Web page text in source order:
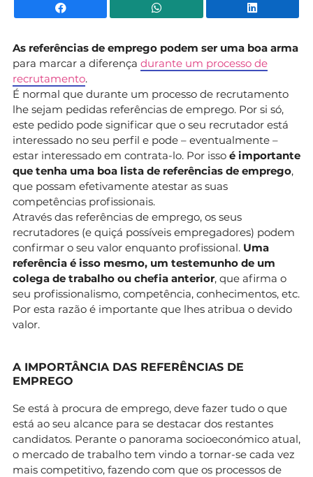
Facebook WhatsApp
As referências de emprego podem ser uma boa arma
para marcar a diferença durante um processo de
recrutamento.
É normal que durante um processo de recrutamento
lhe sejam pedidas referências de emprego. Por si só,
este pedido pode significar que o seu recrutador está
interessado no seu perfil e pode – eventualmente –
estar interessado em contrata-lo. Por isso é importante
que tenha uma boa lista de referências de emprego,
que possam efetivamente atestar as suas
competências profissionais.
Através das referências de emprego, os seus
recrutadores (e quiçá possíveis empregadores) podem
confirmar o seu valor enquanto profissional. Uma
referência é isso mesmo, um testemunho de um
colega de trabalho ou chefia anterior, que afirma o
seu profissionalismo, competência, conhecimentos, etc.
Por esta razão é importante que lhes atribua o devido
valor.
A IMPORTÂNCIA DAS REFERÊNCIAS DE
EMPREGO
Se está à procura de emprego, deve fazer tudo o que
está ao seu alcance para se destacar dos restantes
candidatos. Perante o panorama socioeconómico atual,
o mercado de trabalho tem vindo a tornar-se cada vez
mais competitivo, fazendo com que os processos de